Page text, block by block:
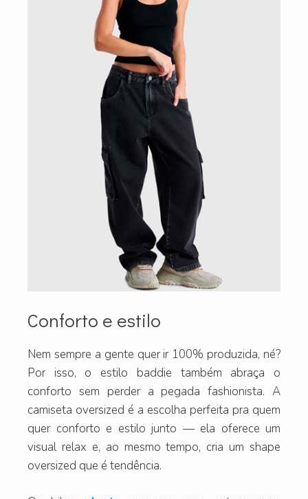
Conforto e estilo
Nem sempre a gente quer ir 100% produzida, né?
Por isso, o estilo baddie também abraça o
conforto sem perder a pegada fashionista. A
camiseta oversized é a escolha perfeita pra quem
quer conforto e estilo junto — ela oferece um
visual relax e, ao mesmo tempo, cria um shape
oversized que é tendência.